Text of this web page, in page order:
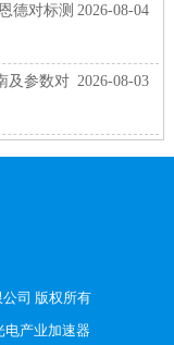
2026-08-04
德对标测
2026-08-03
及参数对
司 版权所有
电产业加速器